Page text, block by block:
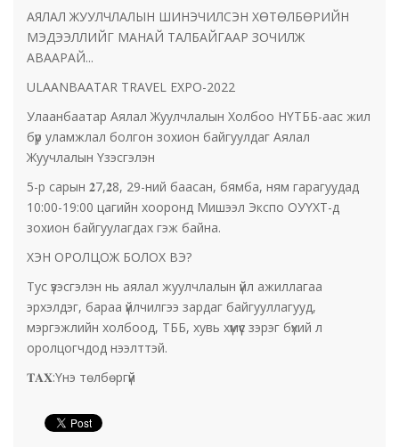
АЯЛАЛ ЖУУЛЧЛАЛЫН ШИНЭЧИЛСЭН ХӨТӨЛБӨРИЙН
МЭДЭЭЛЛИЙГ МАНАЙ ТАЛБАЙГААР ЗОЧИЛЖ
АВААРАЙ...
ULAANBAATAR TRAVEL EXPO-2022
Улаанбаатар Аялал Жуулчлалын Холбоо НҮТББ-аас жил
бүр уламжлал болгон зохион байгуулдаг Аялал
Жуучлалын Үзэсгэлэн
5-р сарын 𝟐7,𝟐8, 29-ний баасан, бямба, ням гарагуудад
10:00-19:00 цагийн хооронд Мишээл Экспо ОУҮХТ-д
зохион байгуулагдах гэж байна.
ХЭН ОРОЛЦОЖ БОЛОХ ВЭ?
Тус үзэсгэлэн нь аялал жуулчлалын үйл ажиллагаа
эрхэлдэг, бараа үйлчилгээ зардаг байгууллагууд,
мэргэжлийн холбоод, ТББ, хувь хүмүүс зэрэг бүхий л
оролцогчдод нээлттэй.
𝐓𝐀𝐗:Үнэ төлбөргүй